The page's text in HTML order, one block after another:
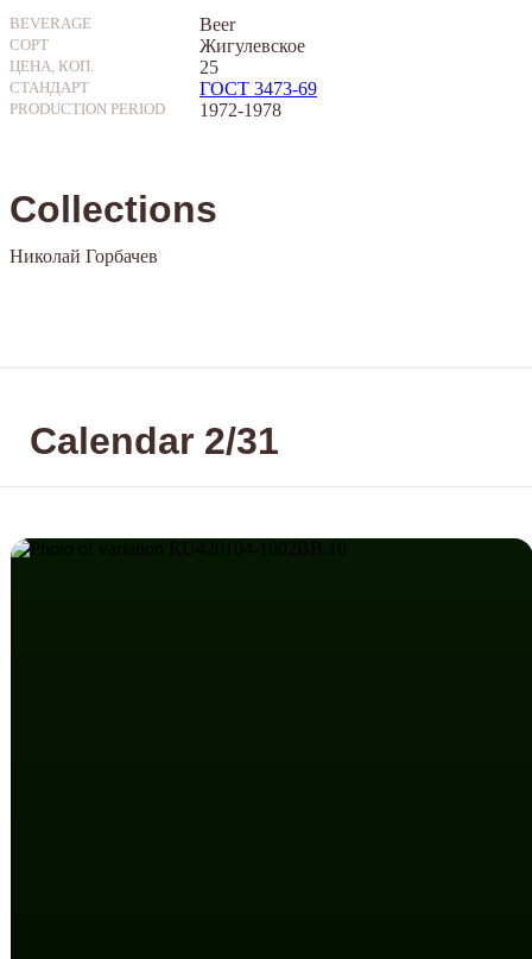
BEVERAGE Beer
СОРТ Жигулевское
ЦЕНА, КОП. 25
СТАНДАРТ ГОСТ 3473-69
PRODUCTION PERIOD 1972-1978
Collections
Николай Горбачев
Calendar 2/31